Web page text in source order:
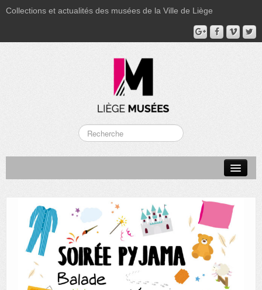
Collections et actualités des musées de la Ville de Liège
MUSÉE GRÉTRY
MUSÉE DU LUMINAIRE
FONDS PATRIMONIAUX
AUTRES LIEUX